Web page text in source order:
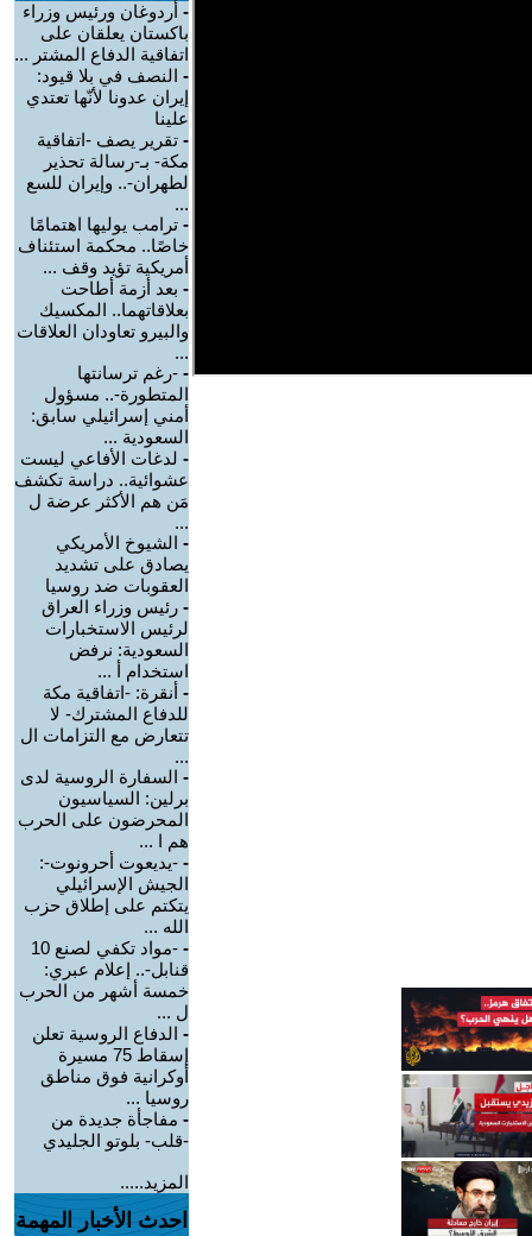
- أردوغان ورئيس وزراء
باكستان يعلقان على
اتفاقية الدفاع المشتر ...
- النصف في بلا قيود:
إيران عدونا لأنّها تعتدي
علينا
- تقرير يصف -اتفاقية
مكة- بـ-رسالة تحذير
لطهران-.. وإيران للسع
...
- ترامب يوليها اهتمامًا
خاصًا.. محكمة استئناف
أمريكية تؤيد وقف ...
- بعد أزمة أطاحت
بعلاقاتهما.. المكسيك
والبيرو تعاودان العلاقات
...
- -رغم ترسانتها
المتطورة-.. مسؤول
أمني إسرائيلي سابق:
السعودية ...
- لدغات الأفاعي ليست
عشوائية.. دراسة تكشف
مَن هم الأكثر عرضة ل
...
- الشيوخ الأمريكي
يصادق على تشديد
العقوبات ضد روسيا
- رئيس وزراء العراق
لرئيس الاستخبارات
السعودية: نرفض
استخدام أ ...
- أنقرة: -اتفاقية مكة
للدفاع المشترك- لا
تتعارض مع التزامات ال
...
- السفارة الروسية لدى
برلين: السياسيون
المحرضون على الحرب
هم ا ...
- -يديعوت أحرونوت-:
الجيش الإسرائيلي
يتكتم على إطلاق حزب
الله ...
-
-مواد تكفي لصنع 10
قنابل-.. إعلام عبري:
خمسة أشهر من الحرب
ل ...
- الدفاع الروسية تعلن
إسقاط 75 مسيرة
أوكرانية فوق مناطق
روسيا ...
- مفاجأة جديدة من
-قلب- بلوتو الجليدي
المزيد.....
احدث الأخبار المهمة